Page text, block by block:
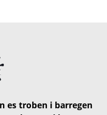
es troben i barregen